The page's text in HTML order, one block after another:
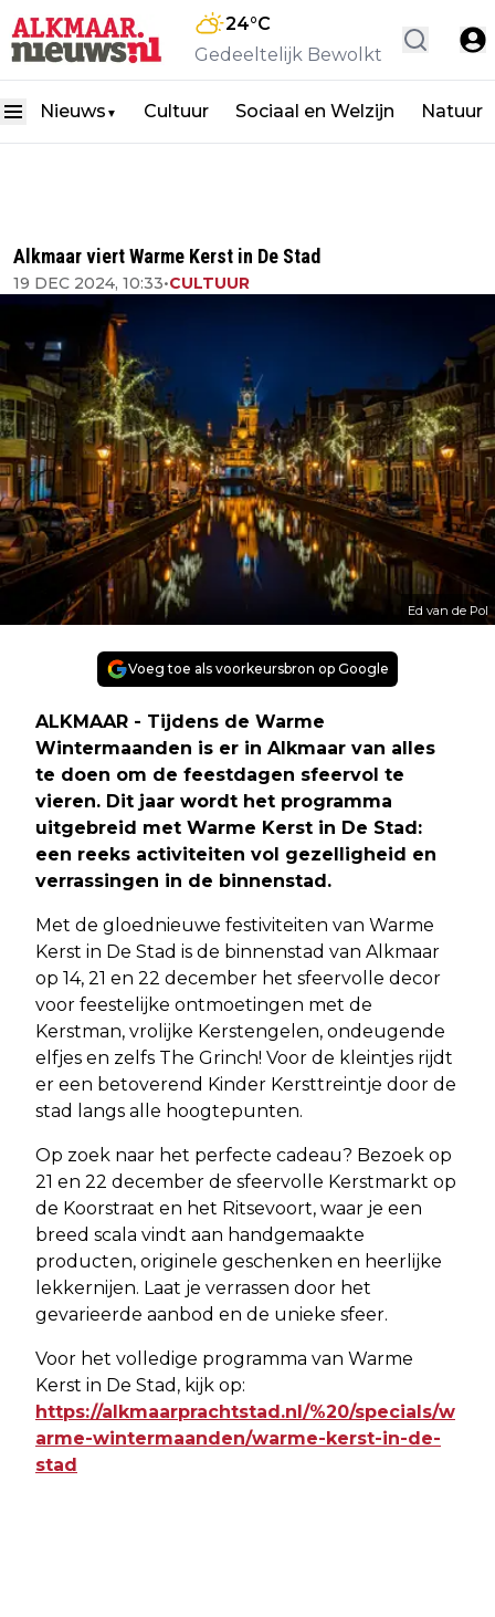
24°C
Gedeeltelijk Bewolkt
Nieuws ▼ Cultuur Sociaal en Welzijn Natuur
Alkmaar viert Warme Kerst in De Stad
19 DEC 2024, 10:33•CULTUUR
Ed van de Pol
Voeg toe als voorkeursbron op Google
ALKMAAR - Tijdens de Warme
Wintermaanden is er in Alkmaar van alles
te doen om de feestdagen sfeervol te
vieren. Dit jaar wordt het programma
uitgebreid met Warme Kerst in De Stad:
een reeks activiteiten vol gezelligheid en
verrassingen in de binnenstad.
Met de gloednieuwe festiviteiten van Warme
Kerst in De Stad is de binnenstad van Alkmaar
op 14, 21 en 22 december het sfeervolle decor
voor feestelijke ontmoetingen met de
Kerstman, vrolijke Kerstengelen, ondeugende
elfjes en zelfs The Grinch! Voor de kleintjes rijdt
er een betoverend Kinder Kersttreintje door de
stad langs alle hoogtepunten.
Op zoek naar het perfecte cadeau? Bezoek op
21 en 22 december de sfeervolle Kerstmarkt op
de Koorstraat en het Ritsevoort, waar je een
breed scala vindt aan handgemaakte
producten, originele geschenken en heerlijke
lekkernijen. Laat je verrassen door het
gevarieerde aanbod en de unieke sfeer.
Voor het volledige programma van Warme
Kerst in De Stad, kijk op:
https://alkmaarprachtstad.nl/%20/specials/w
arme-wintermaanden/warme-kerst-in-de-
stad